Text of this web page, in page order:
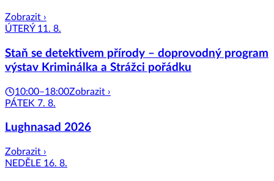
Zobrazit ›
ÚTERÝ 11. 8.
Staň se detektivem přírody – doprovodný program
výstav Kriminálka a Strážci pořádku
10:00–18:00Zobrazit ›
PÁTEK 7. 8.
Lughnasad 2026
Zobrazit ›
NEDĚLE 16. 8.